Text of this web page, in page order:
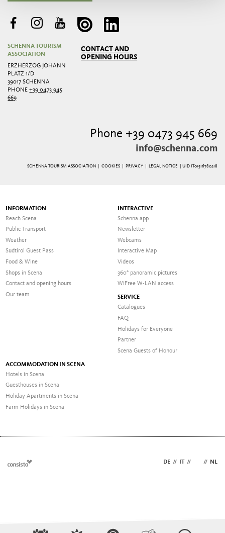
SCHENNA TOURISM
ASSOCIATION
ERZHERZOG JOHANN
PLATZ 1/D
39017 SCHENNA
PHONE+39 0473 945
669
CONTACT AND
OPENING HOURS
Phone +39 0473 945 669
info@schenna.com
SCHENNA TOURISM ASSOCIATION | COOKIES| PRIVACY| LEGAL NOTICE | UID IT01516780218
INFORMATION
Reach Scena
Public Transport
Weather
Südtirol Guest Pass
Food & Wine
Shops in Scena
Contact and opening hours
Our team
INTERACTIVE
Schenna app
Newsletter
Webcams
Interactive Map
Videos
360° panoramic pictures
WiFree W-LAN access
SERVICE
Catalogues
FAQ
Holidays for Everyone
Partner
Scena Guests of Honour
ACCOMMODATION IN SCENA
Hotels in Scena
Guesthouses in Scena
Holiday Apartments in Scena
Farm Holidays in Scena
DE // IT // // NL